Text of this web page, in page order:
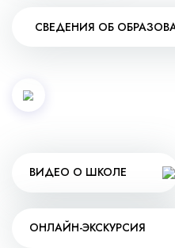
СВЕДЕНИЯ ОБ
ВИДЕО О ШКОЛЕ
ОНЛАЙН-ЭКСКУРСИЯ